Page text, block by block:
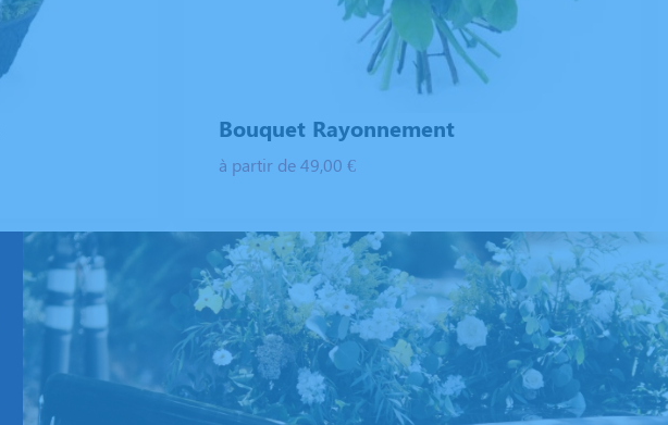
Bouquet Rayonnement
à partir de 49,00 €